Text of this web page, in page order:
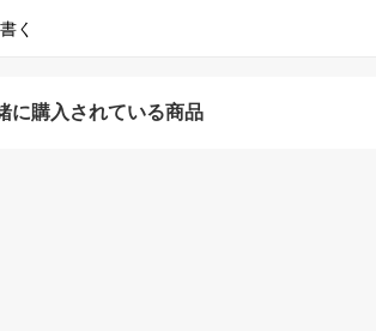
く
に購入されている商品